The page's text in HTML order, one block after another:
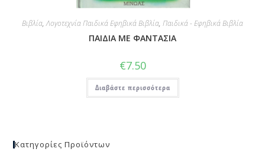
Βιβλία,Λογοτεχνία Παιδικά Εφηβικά Βιβλία, Παιδικά - Εφηβικά Βιβλία
ΠΑΙΔΙΑ ΜΕ ΦΑΝΤΑΣΙΑ
€7.50
Διαβάστε περισσότερα
Κατηγορίες Προϊόντων